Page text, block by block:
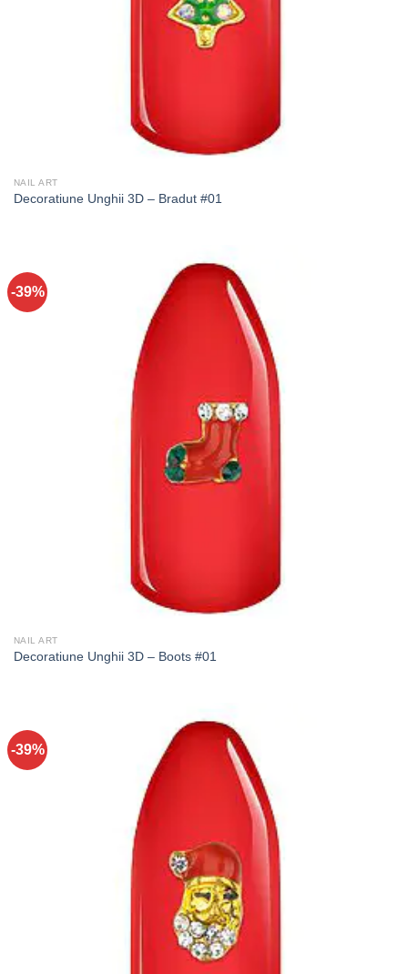
NAIL ART
Decoratiune Unghii 3D – Bradut #01
-39%
NAIL ART
Decoratiune Unghii 3D – Boots #01
-39%